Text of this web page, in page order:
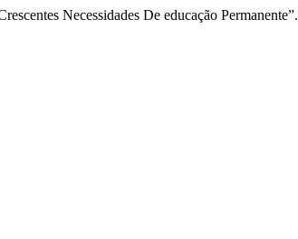
Necessidades De educação Permanente”.